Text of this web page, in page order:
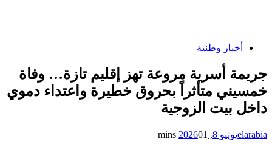
أخبار وطنية
جريمة أسرية مروعة تهز إقليم تازة… وفاة
خمسيني متأثراً بحروق خطيرة واعتداء دموي
داخل بيت الزوجية
elarabiaيونيو 8, 2026 01 mins